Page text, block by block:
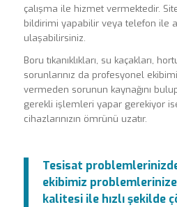
çalışma ile hizmet vermektedir.
bildirimi yapabilir veya telefon ile
ulaşabilirsiniz.
Boru tıkanıklıkları, su kaçakları,
sorunlarınız da profesyonel
vermeden sorunun kaynağını
gerekli işlemleri yapar gerekiyor
cihazlarınızın ömrünü uzatır.
Tesisat
ekibimiz
kalitesi ile hızlı şekilde